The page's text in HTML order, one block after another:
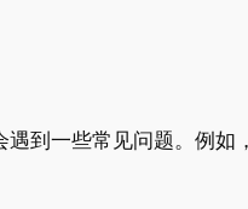
到一些常见问题。例